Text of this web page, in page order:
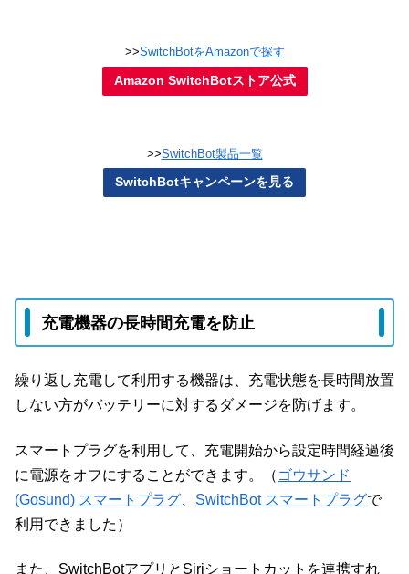
>>SwitchBotをAmazonで探す
Amazon SwitchBotストア公式
>>SwitchBot製品一覧
SwitchBotキャンペーンを見る
充電機器の長時間充電を防止
繰り返し充電して利用する機器は、充電状態を長時間放置
しない方がバッテリーに対するダメージを防げます。
スマートプラグを利用して、充電開始から設定時間経過後
に電源をオフにすることができます。（ ゴウサンド
(Gosund) スマートプラグ
SwitchBot スマートプラグで
利用できました）
また、SwitchBotアプリとSiriショートカットを連携すれ